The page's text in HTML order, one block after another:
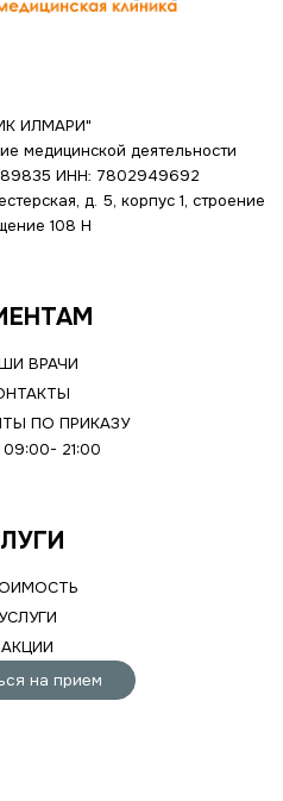
ИЛМАРИ"
медицинской деятельности
ИНН: 7802949692
д. 5, корпус 1, строение
108 Н
ВРАЧИ
ПО ПРИКАЗУ
21:00
АКЦИИ
на прием